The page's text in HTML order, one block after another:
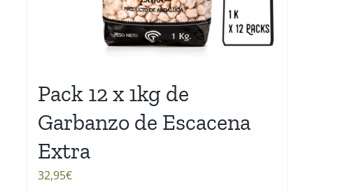
Pack 12 x 1kg de
Garbanzo de Escacena
Extra
32,95€